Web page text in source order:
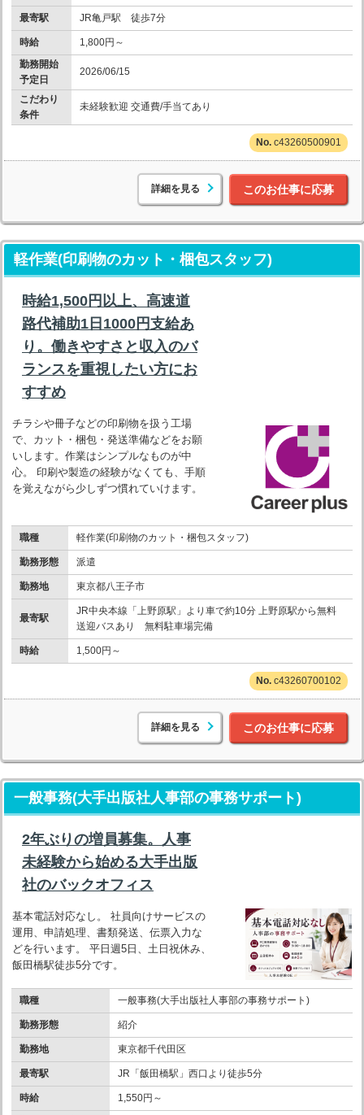
最寄駅 JR亀戸駅 徒歩7分
時給
1,800円～
勤務開始
予定日
2026/06/15
こだわり
条件
未経験歓迎 交通費/手当てあり
c43260500901
詳細を見る このお仕事に応募
軽作業(印刷物のカット・梱包スタッフ)
時給1,500円以上、高速道
路代補助1日1000円支給あ
り。働きやすさと収入のバ
ランスを重視したい方にお
すすめ
チラシや冊子などの印刷物を扱う工場
で、カット・梱包・発送準備などをお願
いします。作業はシンプルなものが中
心。 印刷や製造の経験がなくても、手順
を覚えながら少しずつ慣れていけます。
職種 軽作業(印刷物のカット・梱包スタッフ)
勤務形態 派遣
勤務地 東京都八王子市
最寄駅
JR中央本線「上野原駅」より車で約10分 上野原駅から無料
送迎バスあり 無料駐車場完備
時給 1,500円～
c43260700102
詳細を見る このお仕事に応募
一般事務(大手出版社人事部の事務サポート)
2年ぶりの増員募集。人事
未経験から始める大手出版
社のバックオフィス
基本電話対応なし。 社員向けサービスの
運用、申請処理、書類発送、伝票入力な
どを行います。 平日週5日、土日祝休み、
飯田橋駅徒歩5分です。
職種 一般事務(大手出版社人事部の事務サポート)
勤務形態 紹介
勤務地 東京都千代田区
最寄駅 JR「飯田橋駅」西口より徒歩5分
時給 1,550円～